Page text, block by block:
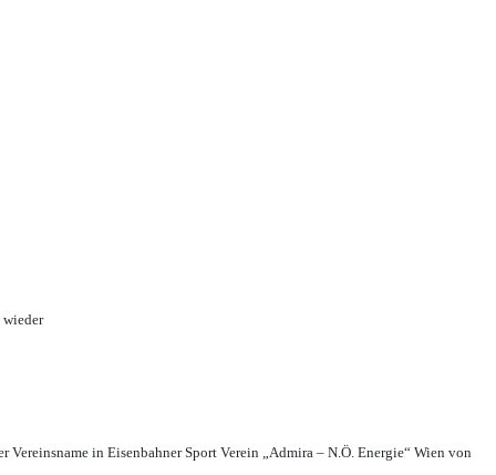
wieder
Vereinsname in Eisenbahner Sport Verein „Admira – N.Ö. Energie“ Wien von